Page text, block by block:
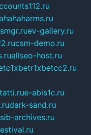
ev-gallery.ru
csm-demo.ru
allseo-host.ru
e-abis1c.ru
dark-sand.ru
sib-archives.ru